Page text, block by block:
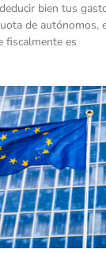
bien tus
de autónomos,
fiscalmente es